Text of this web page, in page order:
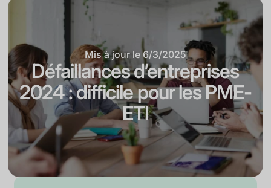
Mis à jour le 6/3/2025
Défaillances d’entreprises
2024 : difficile pour les PME-
ETI